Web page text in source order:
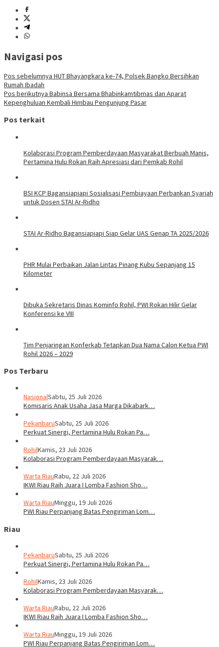
Navigasi pos
Pos sebelumnya HUT Bhayangkara ke-74, Polsek Bangko Bersihkan
Rumah Ibadah
Pos berikutnya Babinsa Bersama Bhabinkamtibmas dan Aparat
Kepenghuluan Kembali Himbau Pengunjung Pasar
Pos terkait
Kolaborasi Program Pemberdayaan Masyarakat Berbuah Manis,
Pertamina Hulu Rokan Raih Apresiasi dari Pemkab Rohil
BSI KCP Bagansiapiapi Sosialisasi Pembiayaan Perbankan Syariah
untuk Dosen STAI Ar-Ridho
STAI Ar-Ridho Bagansiapiapi Siap Gelar UAS Genap TA 2025/2026
PHR Mulai Perbaikan Jalan Lintas Pinang Kubu Sepanjang 15
Kilometer
Dibuka Sekretaris Dinas Kominfo Rohil, PWI Rokan Hilir Gelar
Konferensi ke VIII
Tim Penjaringan Konferkab Tetapkan Dua Nama Calon Ketua PWI
Rohil 2026 – 2029
Pos Terbaru
NasionalSabtu, 25 Juli 2026
Komisaris Anak Usaha Jasa Marga Dikabark…
PekanbaruSabtu, 25 Juli 2026
Perkuat Sinergi, Pertamina Hulu Rokan Pa…
RohilKamis, 23 Juli 2026
Kolaborasi Program Pemberdayaan Masyarak…
Warta RiauRabu, 22 Juli 2026
IKWI Riau Raih Juara I Lomba Fashion Sho…
Warta RiauMinggu, 19 Juli 2026
PWI Riau Perpanjang Batas Pengiriman Lom…
Riau
PekanbaruSabtu, 25 Juli 2026
Perkuat Sinergi, Pertamina Hulu Rokan Pa…
RohilKamis, 23 Juli 2026
Kolaborasi Program Pemberdayaan Masyarak…
Warta RiauRabu, 22 Juli 2026
IKWI Riau Raih Juara I Lomba Fashion Sho…
Warta RiauMinggu, 19 Juli 2026
PWI Riau Perpanjang Batas Pengiriman Lom…